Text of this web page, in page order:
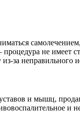
не имеет
за неправильного
и мышц,
и